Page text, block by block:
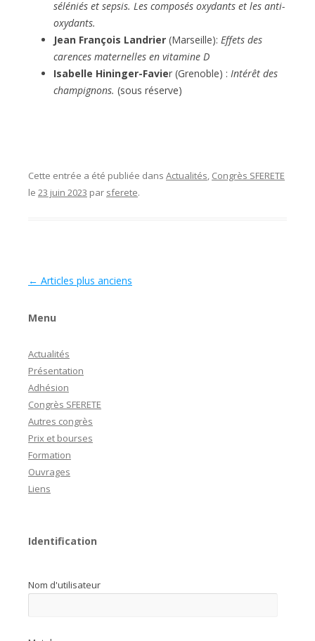
séléniés et sepsis. Les composés oxydants et les anti-
oxydants.
Jean François Landrier (Marseille): Effets des
carences maternelles en vitamine D
Isabelle Hininger-Favier (Grenoble) : Intérêt des
champignons. (sous réserve)
Cette entrée a été publiée dans Actualités, Congrès SFERETE
le 23 juin 2023 par sferete.
Navigation des articles
← Articles plus anciens
Menu
Actualités
Présentation
Adhésion
Congrès SFERETE
Autres congrès
Prix et bourses
Formation
Ouvrages
Liens
Identification
Nom d'utilisateur